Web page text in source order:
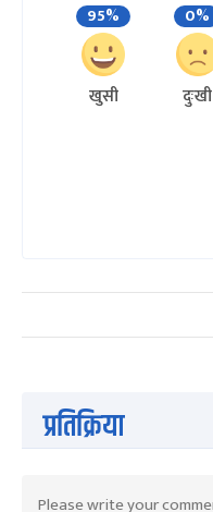
95%
खुसी
0%
दुःखी
प्रतिक्रिया